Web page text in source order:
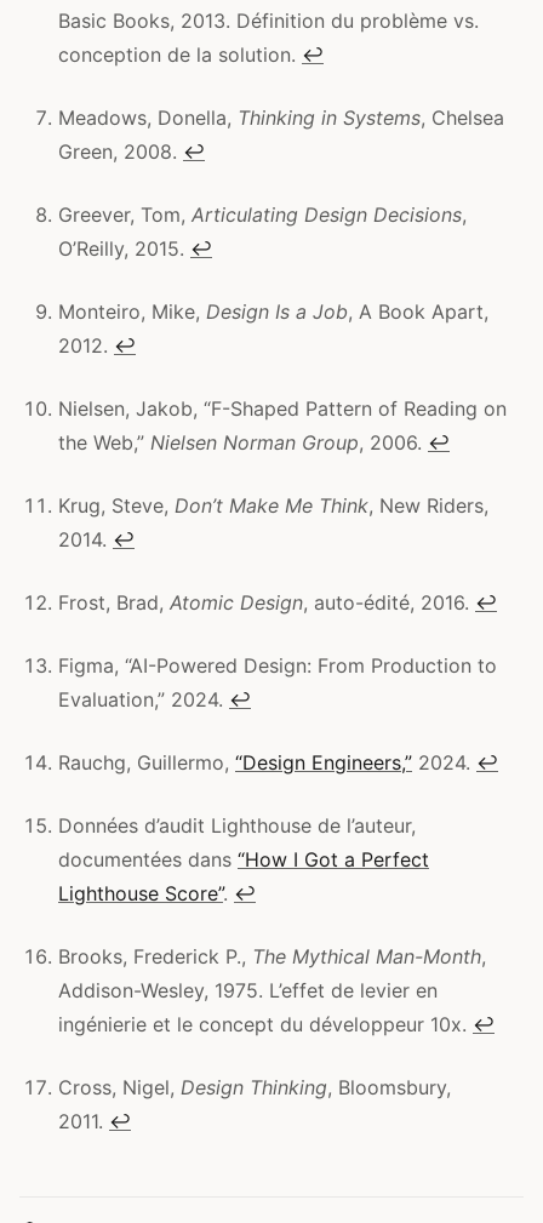
Basic Books, 2013. Définition du problème vs.
conception de la solution. ↩
Meadows, Donella, Thinking in Systems, Chelsea
Green, 2008. ↩
Greever, Tom, Articulating Design Decisions,
O’Reilly, 2015. ↩
Monteiro, Mike, Design Is a Job, A Book Apart,
2012. ↩
Nielsen, Jakob, “F-Shaped Pattern of Reading on
the Web,” Nielsen Norman Group, 2006. ↩
Krug, Steve, Don’t Make Me Think, New Riders,
2014. ↩
Frost, Brad, Atomic Design, auto-édité, 2016. ↩
Figma, “AI-Powered Design: From Production to
Evaluation,” 2024. ↩
Rauchg, Guillermo, “Design Engineers,” 2024. ↩
Données d’audit Lighthouse de l’auteur,
documentées dans “How I Got a Perfect
Lighthouse Score”. ↩
Brooks, Frederick P., The Mythical Man-Month,
Addison-Wesley, 1975. L’effet de levier en
ingénierie et le concept du développeur 10x. ↩
Cross, Nigel, Design Thinking, Bloomsbury,
2011. ↩